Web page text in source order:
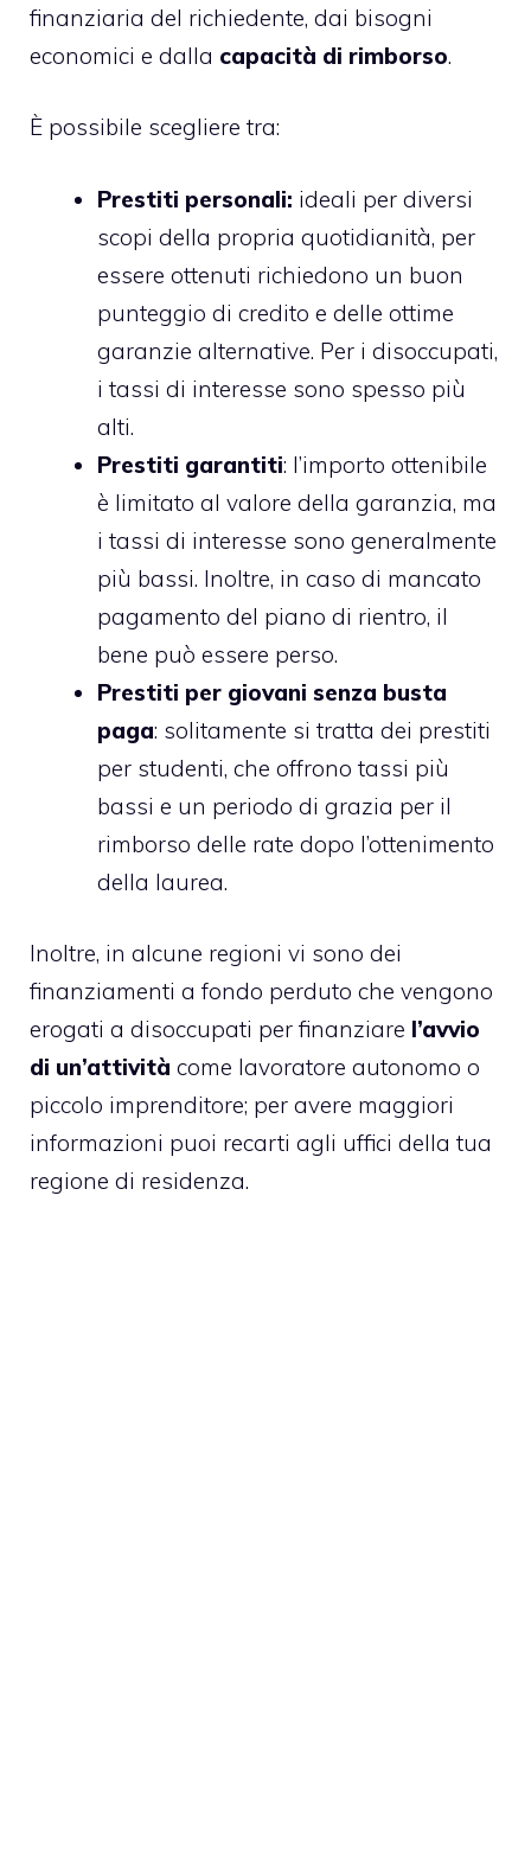
finanziaria del richiedente, dai bisogni
economici e dalla capacità di rimborso.
È possibile scegliere tra:
Prestiti personali: ideali per diversi
scopi della propria quotidianità, per
essere ottenuti richiedono un buon
punteggio di credito e delle ottime
garanzie alternative. Per i disoccupati,
i tassi di interesse sono spesso più
alti.
Prestiti garantiti: l’importo ottenibile
è limitato al valore della garanzia, ma
i tassi di interesse sono generalmente
più bassi. Inoltre, in caso di mancato
pagamento del piano di rientro, il
bene può essere perso.
Prestiti per giovani senza busta
paga: solitamente si tratta dei prestiti
per studenti, che offrono tassi più
bassi e un periodo di grazia per il
rimborso delle rate dopo l’ottenimento
della laurea.
Inoltre, in alcune regioni vi sono dei
finanziamenti a fondo perduto che vengono
erogati a disoccupati per finanziare l’avvio
di un’attività come lavoratore autonomo o
piccolo imprenditore; per avere maggiori
informazioni puoi recarti agli uffici della tua
regione di residenza.